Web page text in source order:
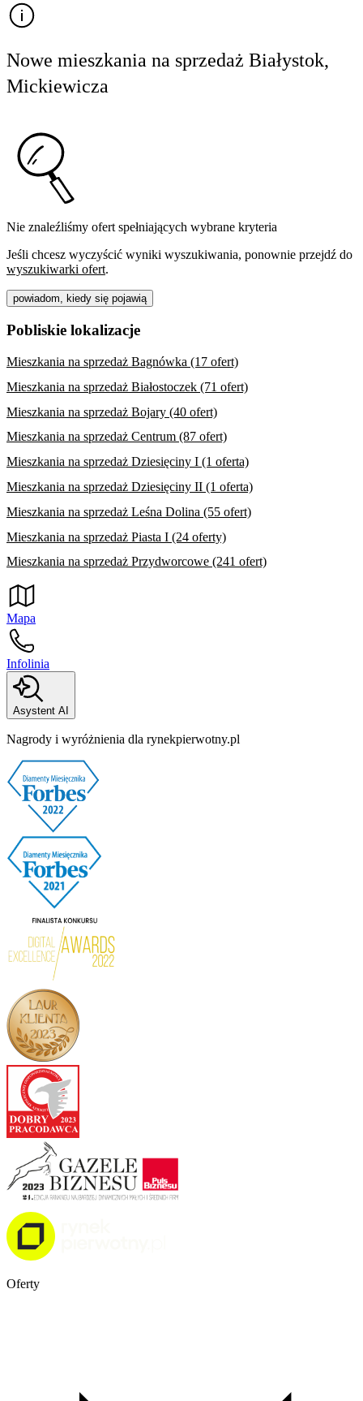
Nowe mieszkania na sprzedaż Białystok,
Mickiewicza
Nie znaleźliśmy ofert spełniających wybrane kryteria
Jeśli chcesz wyczyścić wyniki wyszukiwania, ponownie przejdź do
wyszukiwarki ofert.
powiadom, kiedy się pojawią
Pobliskie lokalizacje
Mieszkania na sprzedaż Bagnówka (17 ofert)
Mieszkania na sprzedaż Białostoczek (71 ofert)
Mieszkania na sprzedaż Bojary (40 ofert)
Mieszkania na sprzedaż Centrum (87 ofert)
Mieszkania na sprzedaż Dziesięciny I (1 oferta)
Mieszkania na sprzedaż Dziesięciny II (1 oferta)
Mieszkania na sprzedaż Leśna Dolina (55 ofert)
Mieszkania na sprzedaż Piasta I (24 oferty)
Mieszkania na sprzedaż Przydworcowe (241 ofert)
Mapa
Infolinia
Asystent AI
Nagrody i wyróżnienia dla rynekpierwotny.pl
Oferty